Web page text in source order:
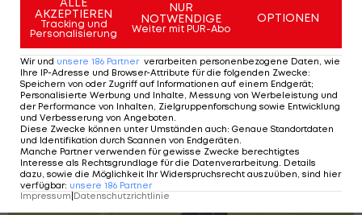
AKZEPTIEREN
Tracking und
Personalisierung
NUR
NOTWENDIGE
Weiter mit PUR-Abo
OPTIONEN
Wir und unsere 186 Partner verarbeiten personenbezogene Daten, wie
Ihre IP-Adresse und Browser-Attribute für die folgenden Zwecke:
Speichern von oder Zugriff auf Informationen auf einem Endgerät;
Personalisierte Werbung und Inhalte, Messung von Werbeleistung und
der Performance von Inhalten, Zielgruppenforschung sowie Entwicklung
und Verbesserung von Angeboten
Diese Zwecke können unter Umständen auch: Genaue Standortdaten
und Identifikation durch Scannen von Endgeräten
Manche Partner verwenden für gewisse Zwecke berechtigtes
Interesse als Rechtsgrundlage für die Datenverarbeitung. Details
dazu, sowie die Möglichkeit Ihr Widerspruchsrecht auszuüben, sind hier
verfügbar: unsere 186 Partner
Impressum|Datenschutzrichtlinie